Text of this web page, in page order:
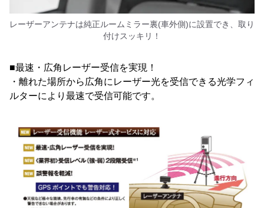
レーザーアンテナは純正ルームミラー裏(車外側)に設置でき、取り
付けスッキリ！
■最速・広角レーザー受信を実現！
・離れた場所から広角にレーザー光を受信できる光学フィ
ルターにより最速で受信可能です。